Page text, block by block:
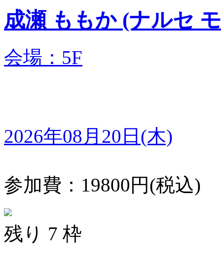
成瀬 ももか (ナル
会場：5F
2026年08月20日(木)
参加費：19800円(税込)
残り 7 枠